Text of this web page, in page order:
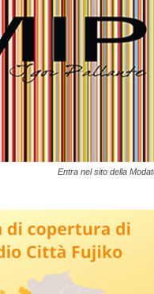
Entra nel sito della